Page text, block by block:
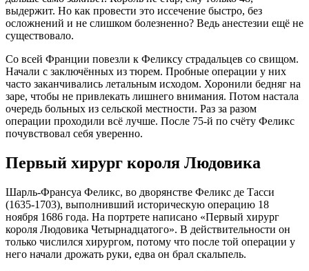
выдержит. Но как провести это иссечение быстро, без
осложнений и не слишком болезненно? Ведь анестезии ещё не
существовало.
Со всей Франции повезли к Феликсу страдальцев со свищом.
Начали с заключённых из тюрем. Пробные операции у них
часто заканчивались летальным исходом. Хоронили бедняг на
заре, чтобы не привлекать лишнего внимания. Потом настала
очередь больных из сельской местности. Раз за разом
операции проходили всё лучше. После 75-й по счёту Феликс
почувствовал себя уверенно.
Первый хирург короля Людовика
Шарль-Франсуа Феликс, во дворянстве Феликс де Тасси
(1635-1703), выполнивший историческую операцию 18
ноября 1686 года. На портрете написано «Первый хирург
короля Людовика Четырнадцатого». В действительности он
только числился хирургом, потому что после той операции у
него начали дрожать руки, едва он брал скальпель.